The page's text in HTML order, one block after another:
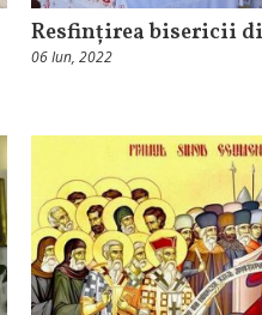
Resfințirea bisericii
06 Iun, 2022